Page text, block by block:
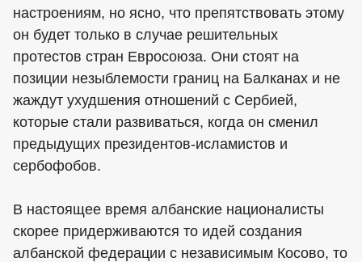
настроениям, но ясно, что препятствовать этому
он будет только в случае решительных
протестов стран Евросоюза. Они стоят на
позиции незыблемости границ на Балканах и не
жаждут ухудшения отношений с Сербией,
которые стали развиваться, когда он сменил
предыдущих президентов-исламистов и
сербофобов.
В настоящее время албанские националисты
скорее придерживаются то идей создания
албанской федерации с независимым Косово, то